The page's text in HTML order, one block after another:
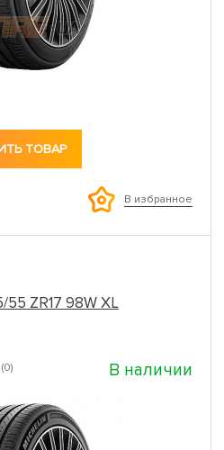
ТОВАР
В избранное
55 ZR17 98W XL
В наличии